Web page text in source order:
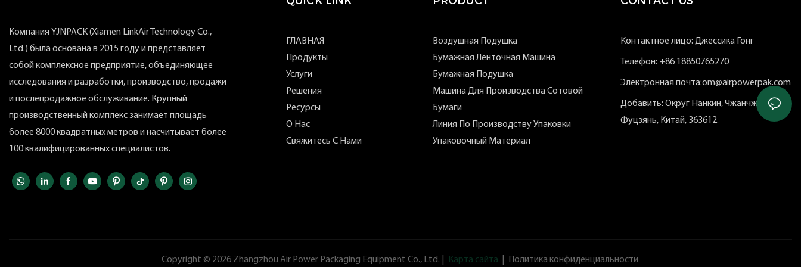
Компания YJNPACK (Xiamen LinkAir Technology Co.,
Ltd.) была основана в 2015 году и представляет
собой комплексное предприятие, объединяющее
исследования и разработки, производство, продажи
и послепродажное обслуживание. Крупный
производственный комплекс занимает площадь
более 8000 квадратных метров и насчитывает более
100 квалифицированных специалистов.
ГЛАВНАЯ
Продукты
Услуги
Решения
Ресурсы
О Нас
Свяжитесь С Нами
Воздушная Подушка
Бумажная Ленточная Машина
Бумажная Подушка
Машина Для Производства Сотовой
Бумаги
Линия По Производству Упаковки
Упаковочный Материал
Контактное лицо: Джессика Гонг
Телефон: +86 18850765270
Электронная почта:om@airpowerpak.com
Добавить: Округ Нанкин, Чжанчжоу,
Фуцзянь, Китай, 363612.
Copyright © 2026 Zhangzhou Air Power Packaging Equipment Co., Ltd. | Карта сайта Политика конфиденциальности